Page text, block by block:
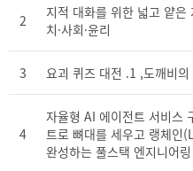
2
지적 대화를 위한 넓고 얕은
치·사회·윤리
3 요괴 퀴즈 대전 .1 ,도깨비의
4
자율형 AI 에이전트 서비스
트로 뼈대를 세우고 랭체
완성하는 풀스택 엔지니어